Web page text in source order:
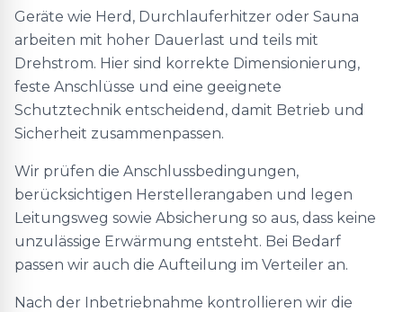
Geräte wie Herd, Durchlauferhitzer oder Sauna
arbeiten mit hoher Dauerlast und teils mit
Drehstrom. Hier sind korrekte Dimensionierung,
feste Anschlüsse und eine geeignete
Schutztechnik entscheidend, damit Betrieb und
Sicherheit zusammenpassen.
Wir prüfen die Anschlussbedingungen,
berücksichtigen Herstellerangaben und legen
Leitungsweg sowie Absicherung so aus, dass keine
unzulässige Erwärmung entsteht. Bei Bedarf
passen wir auch die Aufteilung im Verteiler an.
Nach der Inbetriebnahme kontrollieren wir die